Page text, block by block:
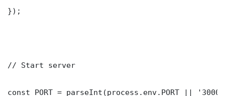
});
// Start server
const PORT = parseInt(process.env.PORT ||